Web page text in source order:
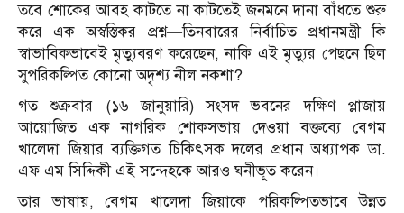
তবে শোকের আবহ কাটতে না কাটতেই জনমনে দানা বাঁধতে শুরু
করে এক অস্বস্তিকর প্রশ্ন—তিনবারের নির্বাচিত প্রধানমন্ত্রী কি
স্বাভাবিকভাবেই মৃত্যুবরণ করেছেন, নাকি এই মৃত্যুর পেছনে ছিল
সুপরিকল্পিত কোনো অদৃশ্য নীল নকশা?
গত শুক্রবার (১৬ জানুয়ারি) সংসদ ভবনের দক্ষিণ প্লাজায়
আয়োজিত এক নাগরিক শোকসভায় দেওয়া বক্তব্যে বেগম
খালেদা জিয়ার ব্যক্তিগত চিকিৎসক দলের প্রধান অধ্যাপক ডা.
এফ এম সিদ্দিকী এই সন্দেহকে আরও ঘনীভূত করেন।
তার ভাষায়, বেগম খালেদা জিয়াকে পরিকল্পিতভাবে উন্নত